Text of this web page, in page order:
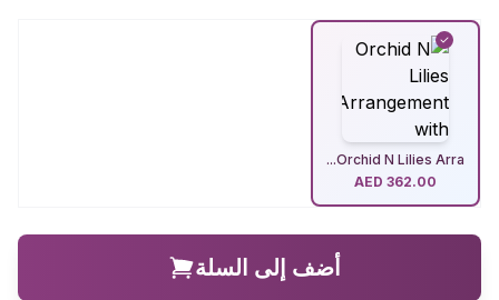
Orchid N Lilies Arra...
AED 362.00
أضف إلى السلة